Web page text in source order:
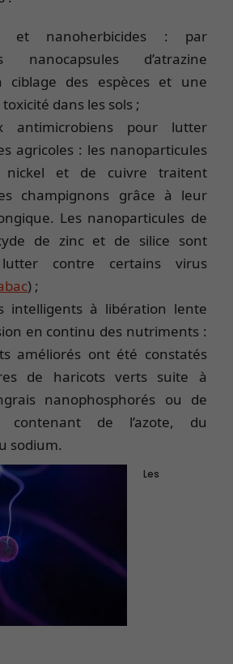
et nanoherbicides : par
nanocapsules d’atrazine
ciblage des espèces et une
dans les sols ;
antimicrobiens pour lutter
agricoles : les nanoparticules
et de cuivre traitent
champignons grâce à leur
Les nanoparticules de
de zinc et de silice sont
contre certains virus
) ;
intelligents à libération lente
en continu des nutriments :
améliorés ont été constatés
de haricots verts suite à
nanophosphorés ou de
contenant de l’azote, du
sodium.
Les